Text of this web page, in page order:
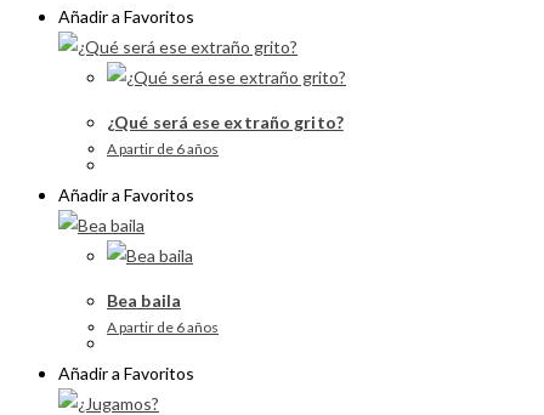
Añadir a Favoritos
¿Qué será ese extraño grito?
A partir de 6 años
Añadir a Favoritos
Bea baila
A partir de 6 años
Añadir a Favoritos